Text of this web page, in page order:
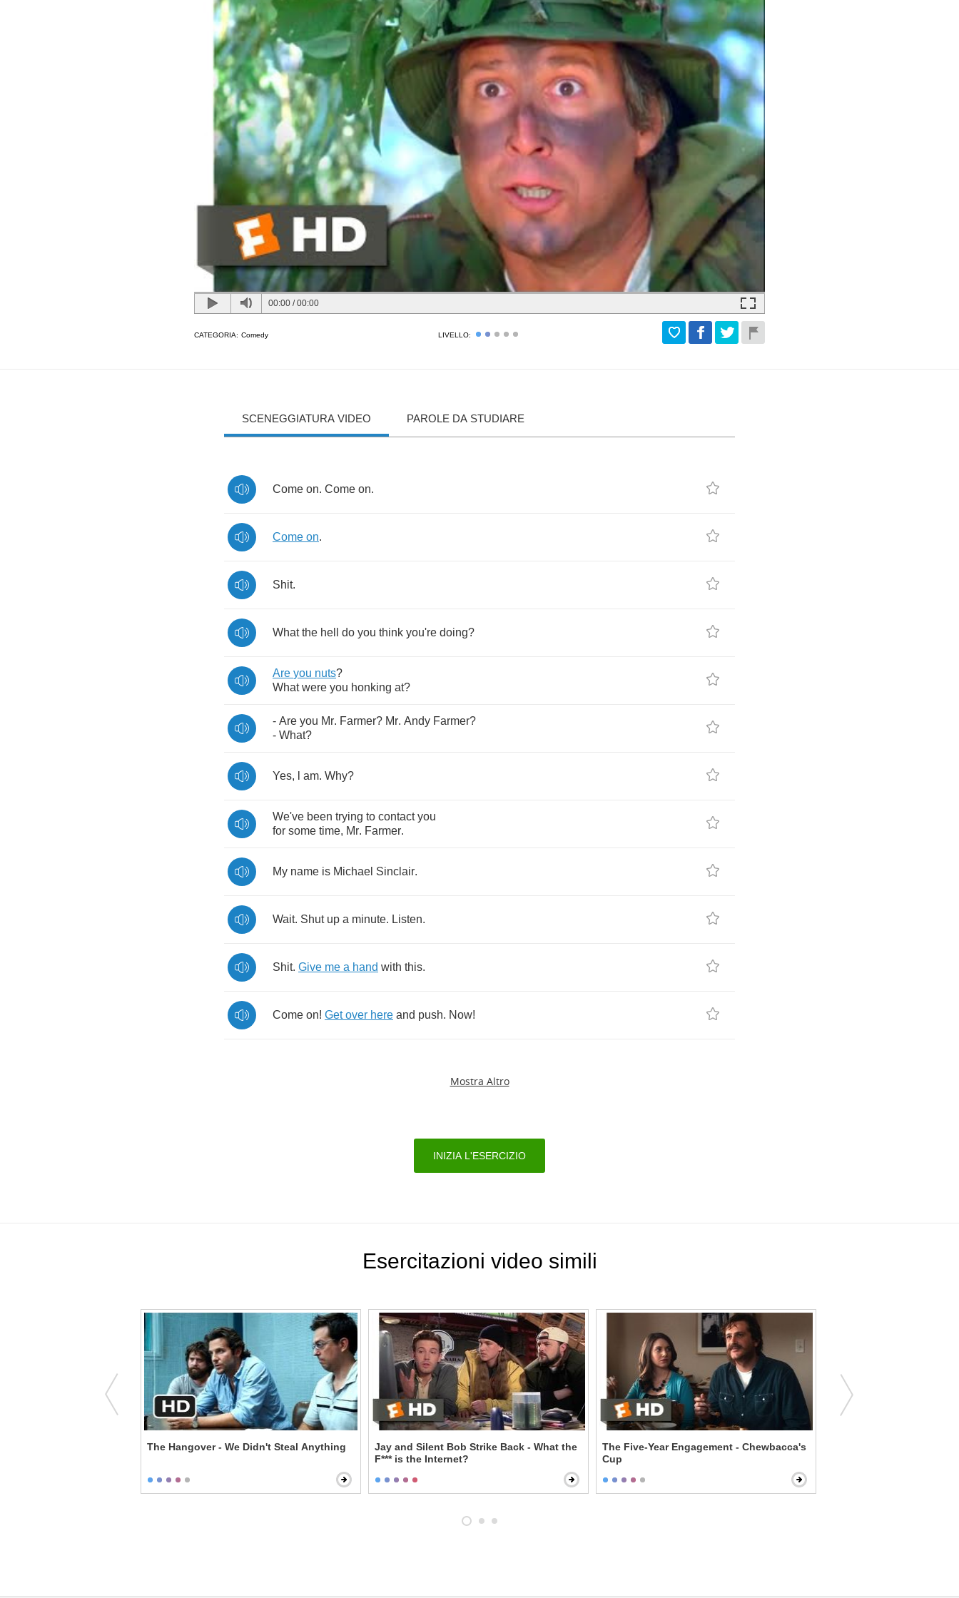
00:00 /00:00
CATEGORIA: Comedy LIVELLO:
SCENEGGIATURA VIDEO PAROLE DA STUDIARE
Come on. Come on.
Come on.
Shit.
What the hell do you think you're doing?
Are you nuts?
What were you honking at?
- Are you Mr. Farmer? Mr. Andy Farmer?
- What?
Yes, am. Why?
We've been trying to contact you
for some time, Mr. Farmer.
My name is Michael Sinclair.
Wait. Shut up a minute. Listen.
Shit. Give me a hand with this.
Come on! Get over here and push. Now!
Mostra Altro
INIZIA L'ESERCIZIO
Esercitazioni video simili
The Hangover - We Didn't Steal Anything
Jay and Silent Bob Strike Back - What the
F*** is the Internet?
The Five-Year Engagement - Chewbacca's
Cup